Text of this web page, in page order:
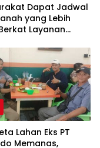
Dapat Jadwal
yang Lebih
Layanan
Lahan Eks PT
Memanas,